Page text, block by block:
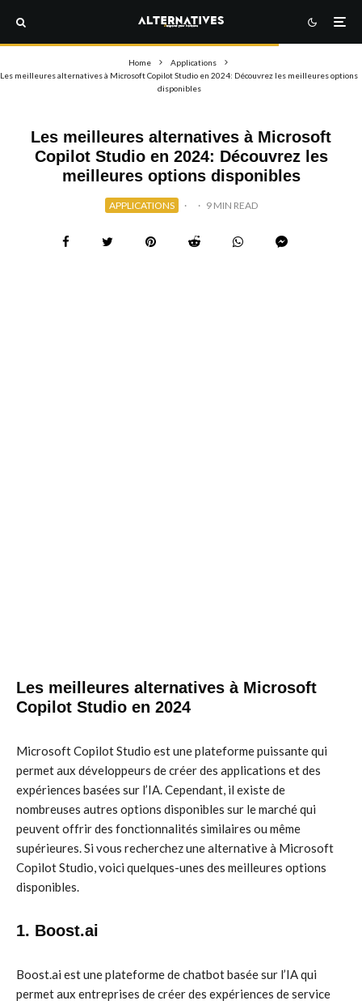
Home
Applications
Les meilleures alternatives à Microsoft Copilot Studio en 2024: Découvrez les meilleures options
disponibles
Les meilleures alternatives à Microsoft
Copilot Studio en 2024: Découvrez les
meilleures options disponibles
APPLICATIONS · · 9 MIN READ
Les meilleures alternatives à Microsoft
Copilot Studio en 2024
Microsoft Copilot Studio est une plateforme puissante qui
permet aux développeurs de créer des applications et des
expériences basées sur l’IA. Cependant, il existe de
nombreuses autres options disponibles sur le marché qui
peuvent offrir des fonctionnalités similaires ou même
supérieures. Si vous recherchez une alternative à Microsoft
Copilot Studio, voici quelques-unes des meilleures options
disponibles.
1. Boost.ai
Boost.ai est une plateforme de chatbot basée sur l’IA qui
permet aux entreprises de créer des expériences de service